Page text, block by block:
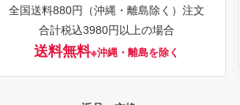
全国送料880円（沖縄・離島除く）注文
合計税込3980円以上の場合
送料無料※沖縄・離島を除く